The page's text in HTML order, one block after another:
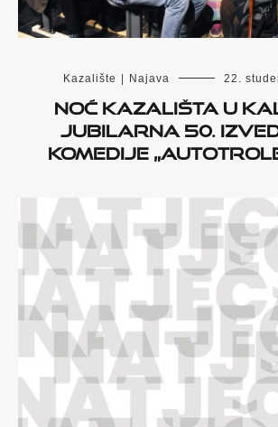
Kazalište | Najava 22.
Noć kazališta u
Jubilarna 50.
komedije